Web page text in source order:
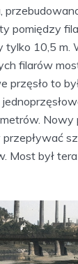
pomiędzy
tylko 10,5 m.
filarów
przęsło to
Nowy
Most był